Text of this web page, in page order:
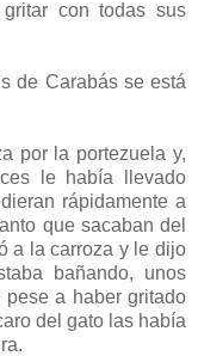
con todas sus
de Carabás se está
por la portezuela y,
le había llevado
rápidamente a
que sacaban del
a la carroza y le dijo
bañando, unos
pese a haber gritado
del gato las había